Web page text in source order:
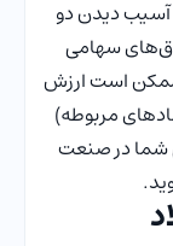
آسیب دیدن دو
سهامی
ممکن است ارزش
مربوطه)
شما در صنعت